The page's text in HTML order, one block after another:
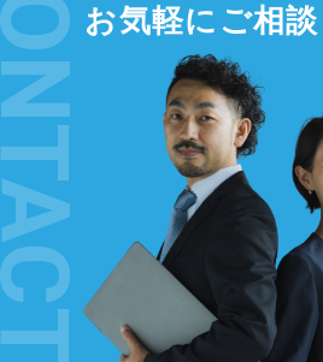
お気軽にご相